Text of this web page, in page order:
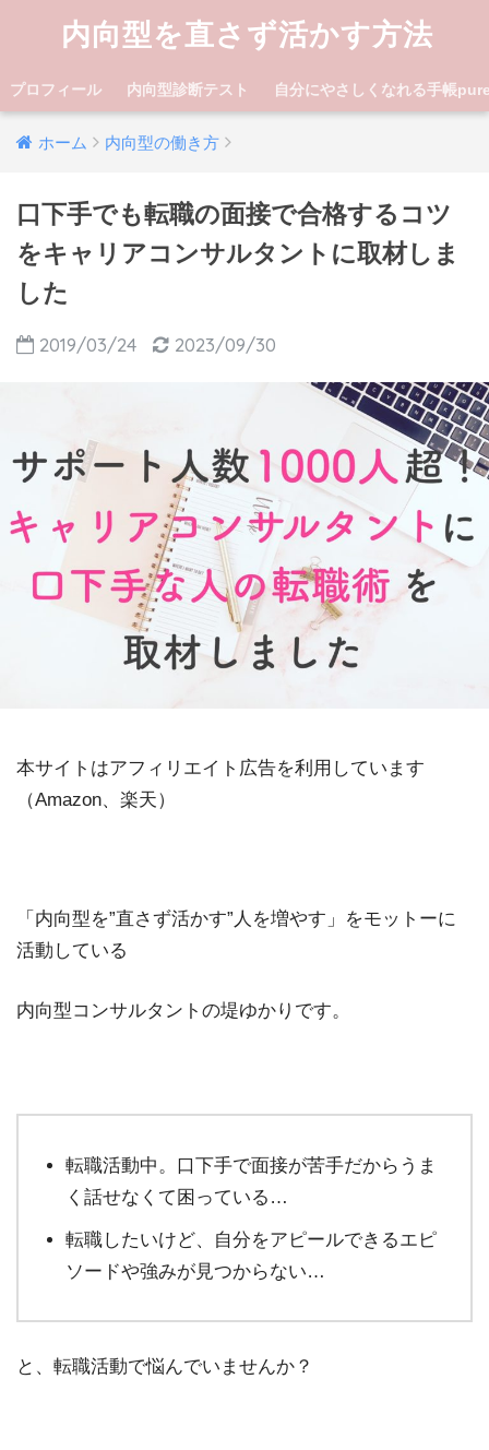
内向型を直さず活かす方法
プロフィール 内向型診断テスト 自分にやさしくなれる手帳
ホーム 内向型の働き方
口下手でも転職の面接で合格するコツ
をキャリアコンサルタントに取材しま
した
2019/03/24 2023/09/30
本サイトはアフィリエイト広告を利用しています
（Amazon、楽天）
「内向型を”直さず活かす”人を増やす」をモットーに
活動している
内向型コンサルタントの堤ゆかりです。
転職活動中。口下手で面接が苦手だからうま
く話せなくて困っている…
転職したいけど、自分をアピールできるエピ
ソードや強みが見つからない…
と、転職活動で悩んでいませんか？